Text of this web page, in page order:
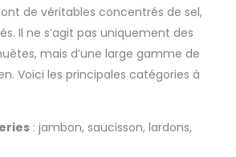
de véritables concentrés de sel,
Il ne s’agit pas uniquement des
mais d’une large gamme de
Voici les principales catégories à
: jambon, saucisson, lardons,